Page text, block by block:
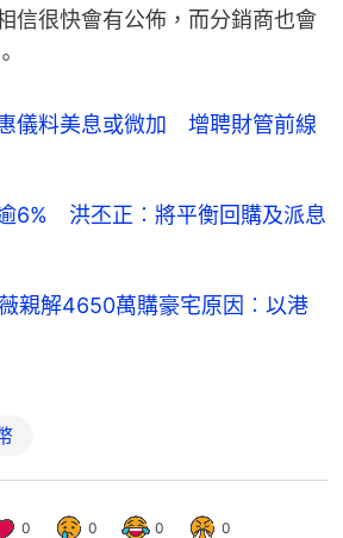
信很快會有公佈，而分銷商也會
儀料美息或微加 增聘財管前線
6% 洪丕正︰將平衡回購及派息
親解4650萬購豪宅原因︰以港
0 0 0 0